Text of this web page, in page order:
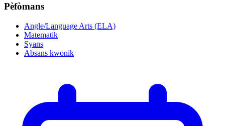
Pèfòmans
Angle/Language Arts (ELA)
Matematik
Syans
Absans kwonik